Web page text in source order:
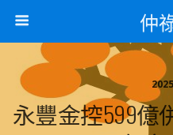
仲
永豐金控599億